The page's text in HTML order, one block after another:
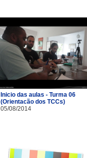
Inicio das aulas - Turma 06
(Orientacão dos TCCs)
05/08/2014